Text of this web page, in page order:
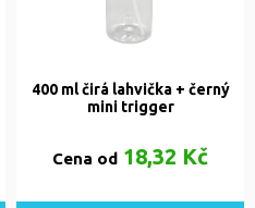
400 ml čirá lahvička + černý
mini trigger
Cena od 18,32 Kč